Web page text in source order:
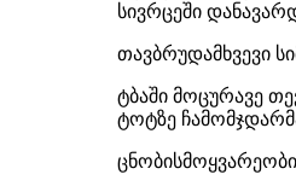
სივრცეში
თავბრუდამხვევი
ტბაში მოცურავე
ტოტზე